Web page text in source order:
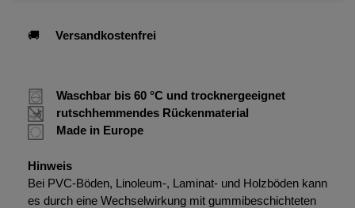
🚚 Versandkostenfrei
Waschbar bis 60 °C und trocknergeeignet
rutschhemmendes Rückenmaterial
Made in Europe
Hinweis
Bei PVC-Böden, Linoleum-, Laminat- und Holzböden kann
es durch eine Wechselwirkung mit gummibeschichteten